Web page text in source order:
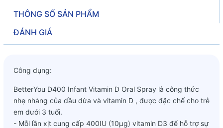
THÔNG SỐ SẢN PHẨM
ĐÁNH GIÁ
Công dụng:
BetterYou D400 Infant Vitamin D Oral Spray là công thức
nhẹ nhàng của dầu dừa và vitamin D , được đặc chế cho trẻ
em dưới 3 tuổi.
- Mỗi lần xịt cung cấp 400IU (10μg) vitamin D3 để hỗ trợ sự